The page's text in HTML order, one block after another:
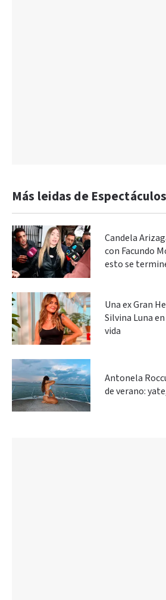
Más leidas de Espectáculos
Candela
con Facundo
esto se
Una ex Gran
Silvina Luna
vida
Antonela
de verano: